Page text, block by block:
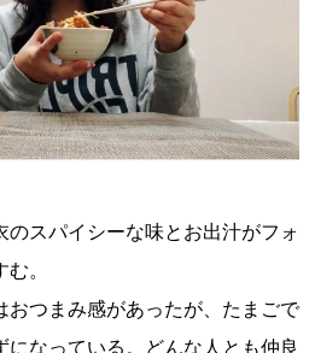
のスパイシーな味とお出汁がフォ
。
おつまみ感があったが、たまごで
になっている。どんな人とも仲良